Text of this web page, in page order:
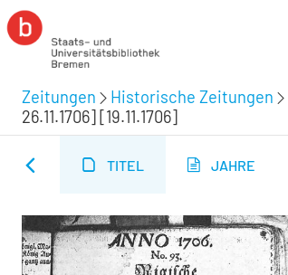
Zeitungen Historische Zeitungen
26.11.1706] [19.11.1706]
TITEL JAHRE